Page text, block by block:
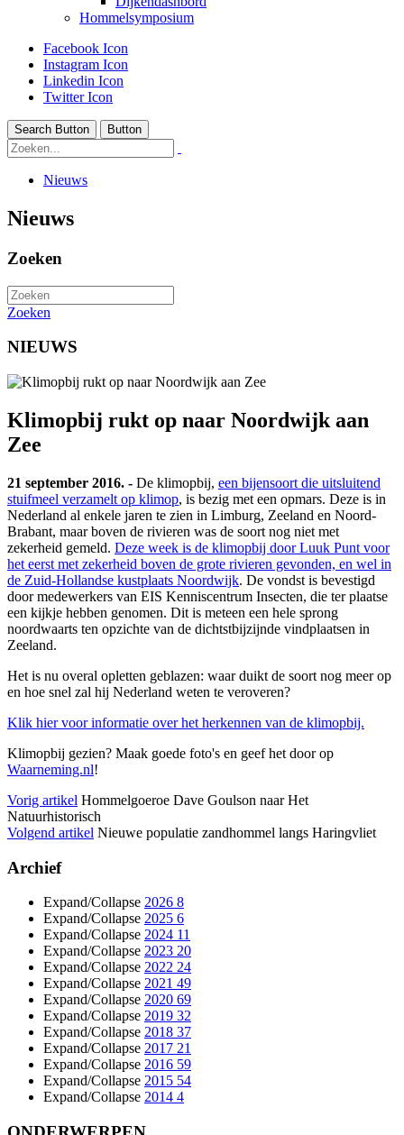
Hommelsymposium
Facebook Icon
Instagram Icon
Linkedin Icon
Twitter Icon
Search Button Button
Nieuws
Nieuws
Zoeken
Zoeken
NIEUWS
Klimopbij rukt op naar Noordwijk aan
Zee
21 september 2016. - De klimopbij, een bijensoort die uitsluitend
stuifmeel verzamelt op klimop, is bezig met een opmars. Deze is in
Nederland al enkele jaren te zien in Limburg, Zeeland en Noord-
Brabant, maar boven de rivieren was de soort nog niet met
zekerheid gemeld. Deze week is de klimopbij door Luuk Punt voor
het eerst met zekerheid boven de grote rivieren gevonden, en wel in
de Zuid-Hollandse kustplaats Noordwijk. De vondst is bevestigd
door medewerkers van EIS Kenniscentrum Insecten, die ter plaatse
een kijkje hebben genomen. Dit is meteen een hele sprong
noordwaarts ten opzichte van de dichtstbijzijnde vindplaatsen in
Zeeland.
Het is nu overal opletten geblazen: waar duikt de soort nog meer op
en hoe snel zal hij Nederland weten te veroveren?
Klik hier voor informatie over het herkennen van de klimopbij.
Klimopbij gezien? Maak goede foto's en geef het door op
Waarneming.nl!
Vorig artikel Hommelgoeroe Dave Goulson naar Het
Natuurhistorisch
Volgend artikel Nieuwe populatie zandhommel langs Haringvliet
Archief
Expand/Collapse 2026 8
Expand/Collapse 2025 6
Expand/Collapse 2024 11
Expand/Collapse 2023 20
Expand/Collapse 2022 24
Expand/Collapse 2021 49
Expand/Collapse 2020 69
Expand/Collapse 2019 32
Expand/Collapse 2018 37
Expand/Collapse 2017 21
Expand/Collapse 2016 59
Expand/Collapse 2015 54
Expand/Collapse 2014 4